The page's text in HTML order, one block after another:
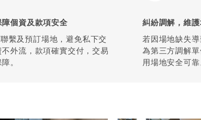
個資及款項安全
繫及預訂場地，避免私下交
外流，款項確實交付，交易
。
糾紛調解，維
若因場地缺失
為第三方調解
用場地安全可靠